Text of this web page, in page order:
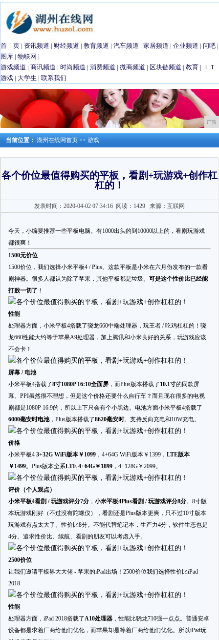
首 页 | 资讯频道 | 财经频道 | 教育频道 | 汽车频道 | 家居频道 | 企业频道 | 问吧 |
图库 | 物联网 |
游戏频道 | 商讯频道 | 时尚频道 | 消费频道 | 微商频道 | 区块链频道 | 教育 |
ＩＴ
游戏 | 大学生 | 联系我们
广告
当前位置： 湖州在线网首页 >> 游戏
各个价位最值得购买的平板，看剧+玩游戏+创作杠
杠的！
发表时间：2020-04-02 07:34:16 阅读：1429来源：互联网
今天，小编要推荐一些平板电脑。有1000出头的到10000以上的，看剧玩游戏
都很爽！
1500元价位
1500价位，我们选择小米平板4 / Plus。这款平板是小米在六月份发布的一款看
剧神器。很多人都认为除了苹果，其他平板都是垃圾。 可是这个性价比已经能
打败一切了 ！
性能
处理器方面，小米平板4搭载了骁龙660中端处理器，玩王者 / 吃鸡杠杠的！骁
龙660性能大约等于苹果A9处理器，加上腾讯和小米良好的关系，玩游戏应该
不会卡！
屏幕 / 电池
小米平板4搭载了8寸1080P 16:10全面屏 ，而Plus版本搭载了 10.1寸的同款屏
幕。PPI虽然很不理想，但是这个价格还要什么自行车？而且现在很多的电视
剧都是1080P 16:9的，所以上下只会有个小黑边。电池方面小米平板4搭载了
6000毫安时电池，Plus版本搭载了8620毫安时。支持反向充电和10W充电。
价格
小米平板4 3+32G WiFi版本￥1099 ，4+64G WiFi版本￥1399， LTE版本
￥1499。Plus版本全系LTE 4+64G￥1899 ，4+128G￥2099。
评价（个人观点）
小米平板4看剧 / 玩游戏评分7分 ， 小米平板4Plus看剧 / 玩游戏评分8分。8寸版
本玩游戏刚好（不过没有陀螺仪），看剧还是Plus版本更爽，只不过10寸版本
玩游戏有点太大了。性价比8分。不能代替笔记本，生产力4分，软件生态也是
4分。追求性价比、续航、看剧的朋友可以考虑入手。
2500价位
让我们邀请平板界大大佬 - 苹果的iPad出场！2500价位我们选择性价比iPad
2018.
性能
处理器方面，iPad 2018搭载了A10处理器 ，性能比骁龙710强一点点。普通安卓
设备都是求着厂商给他们优化，而苹果却是等着厂商给他们优化。所以iPad玩